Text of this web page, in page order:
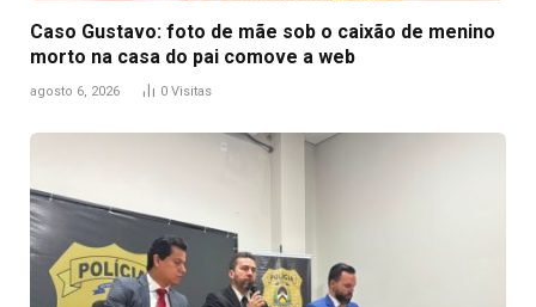
Caso Gustavo: foto de mãe sob o caixão de menino
morto na casa do pai comove a web
agosto 6, 2026 0 Visitas